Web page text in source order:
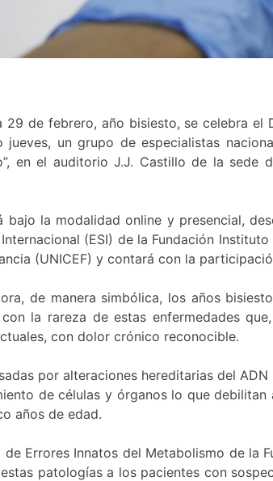
29 de febrero, año bisiesto, se celebra el
un grupo de especialistas
en el auditorio J.J. Castillo de la
la modalidad online y presencial,
(ESI) de la Fundación
(UNICEF) y contará con la
de manera simbólica, los años
la rareza de estas enfermedades
con dolor crónico reconocible.
por alteraciones hereditarias del
de células y órganos lo que
años de edad.
Errores Innatos del Metabolismo de la
patologías a los pacientes con